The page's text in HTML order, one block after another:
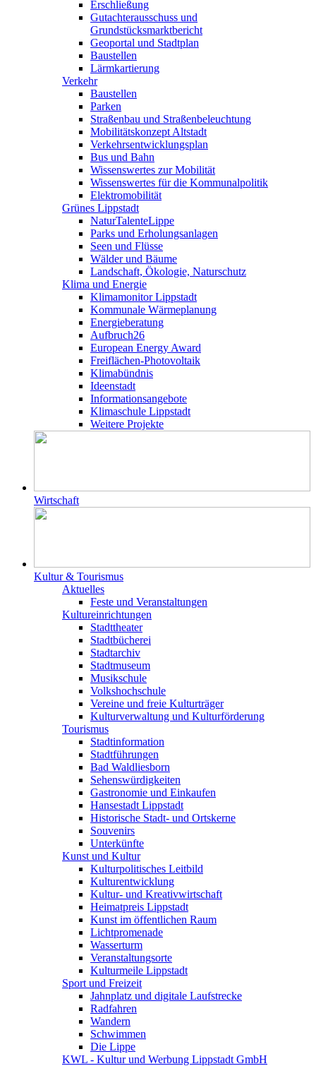
Erschließung
Gutachterausschuss und
Grundstücksmarktbericht
Geoportal und Stadtplan
Baustellen
Lärmkartierung
Verkehr
Baustellen
Parken
Straßenbau und Straßenbeleuchtung
Mobilitätskonzept Altstadt
Verkehrsentwicklungsplan
Bus und Bahn
Wissenswertes zur Mobilität
Wissenswertes für die Kommunalpolitik
Elektromobilität
Grünes Lippstadt
NaturTalenteLippe
Parks und Erholungsanlagen
Seen und Flüsse
Wälder und Bäume
Landschaft, Ökologie, Naturschutz
Klima und Energie
Klimamonitor Lippstadt
Kommunale Wärmeplanung
Energieberatung
Aufbruch26
European Energy Award
Freiflächen-Photovoltaik
Klimabündnis
Ideenstadt
Informationsangebote
Klimaschule Lippstadt
Weitere Projekte
Wirtschaft
Kultur & Tourismus
Aktuelles
Feste und Veranstaltungen
Kultureinrichtungen
Stadttheater
Stadtbücherei
Stadtarchiv
Stadtmuseum
Musikschule
Volkshochschule
Vereine und freie Kulturträger
Kulturverwaltung und Kulturförderung
Tourismus
Stadtinformation
Stadtführungen
Bad Waldliesborn
Sehenswürdigkeiten
Gastronomie und Einkaufen
Hansestadt Lippstadt
Historische Stadt- und Ortskerne
Souvenirs
Unterkünfte
Kunst und Kultur
Kulturpolitisches Leitbild
Kulturentwicklung
Kultur- und Kreativwirtschaft
Heimatpreis Lippstadt
Kunst im öffentlichen Raum
Lichtpromenade
Wasserturm
Veranstaltungsorte
Kulturmeile Lippstadt
Sport und Freizeit
Jahnplatz und digitale Laufstrecke
Radfahren
Wandern
Schwimmen
Die Lippe
KWL - Kultur und Werbung Lippstadt GmbH